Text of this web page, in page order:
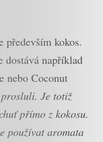
především kokos.
dostává například
nebo Coconut
prosluli. Je totiž
přímo z kokosu.
používat aromata